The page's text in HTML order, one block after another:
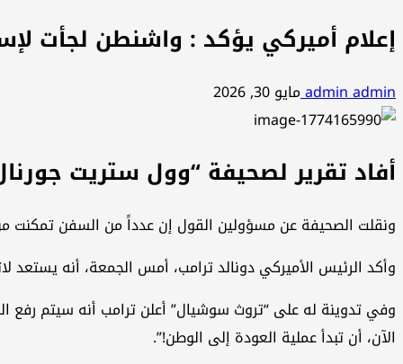
إعلام أميركي يؤكد : واشنطن لجأت
admin adminمايو 30, 2026
أفاد تقرير لصحيفة “وول ستريت
ونقلت الصحيفة عن مسؤولين القول إن عدداً من السفن تمكنت
وأكد الرئيس الأميركي دونالد ترامب، أمس الجمعة، أنه يستعد
وفي تدوينة له على “تروث سوشيال” أعلن ترامب أنه سيتم رفع
الآن، أن تبدأ عملية العودة إلى الوطن!”.